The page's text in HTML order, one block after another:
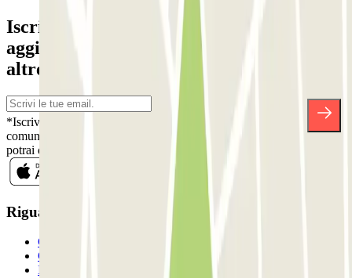
Iscriviti alla nostra Newsletter e rimani
aggiornato su sconti, concorsi e tante
altre sorprese.
*Iscrivendoti, accetti la nostra Informativa sulla Privacy per ricevere
comunicazioni commerciali da Parclick. Senza alcun impegno,
potrai disiscriverti quando vuoi direttamente dalla stessa newsletter.
Riguardo a Parclcik
Chi siamo
Come funziona?
I Nostri Parcheggi